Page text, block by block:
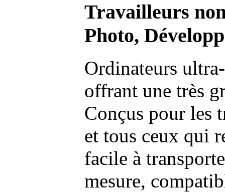
Travailleurs
Photo,
Ordinateurs
offrant une très
Conçus pour les
et tous ceux qui
facile à
mesure,